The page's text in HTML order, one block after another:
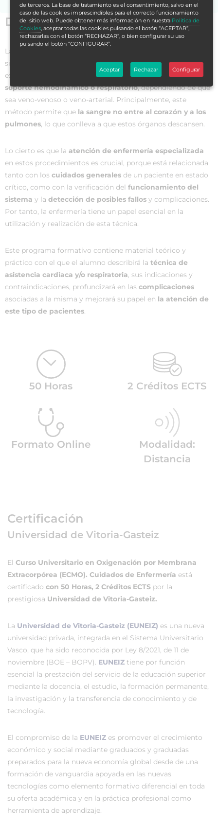
Datos generales
La
sistema de asistencia médica circulatoria y respiratoria
extracorpórea de corta duración que puedeproporcionar
soporte hemodinámico o respiratorio, dependiendo de que
sea veno-venoso o veno-arterial. Principalmente, este
método permite que la sangre no entre al corazón y a los
pulmones, lo que conlleva a que estos órganos descansen.
Lo cierto es que la atención de enfermería especializada
en estos procedimientos es crucial, porque está relacionada
tanto con los cuidados generales de un paciente en estado
crítico, como con la verificación del funcionamiento del
sistema y la detección de posibles fallos y complicaciones.
Por tanto, la enfermería tiene un papel esencial en la
utilización y realización de esta técnica.
Este programa formativo contiene material teórico y
práctico con el que el alumno describirá la técnica de
asistencia cardiaca y/o respiratoria, sus indicaciones y
contraindicaciones, profundizará en las complicaciones
asociadas a la misma y mejorará su papel en la atención de
este tipo de pacientes.
50 Horas 2 Créditos ECTS
Formato Online
Modalidad:
Distancia
Certificación
Universidad de Vitoria-Gasteiz
El Curso Universitario en Oxigenación por Membrana
Extracorpórea (ECMO). Cuidados de Enfermería está
certificado con 50 Horas, 2 Créditos ECTS por la
prestigiosa Universidad de Vitoria-Gasteiz.
La Universidad de Vitoria-Gasteiz (EUNEIZ) es una nueva
universidad privada, integrada en el Sistema Universitario
Vasco, que ha sido reconocida por Ley 8/2021, de 11 de
noviembre (BOE – BOPV). EUNEIZ tiene por función
esencial la prestación del servicio de la educación superior
mediante la docencia, el estudio, la formación permanente,
la investigación y la transferencia de conocimiento y de
tecnología.
El compromiso de la EUNEIZ es promover el crecimiento
económico y social mediante graduados y graduadas
preparados para la nueva economía global desde de una
formación de vanguardia apoyada en las nuevas
tecnologías como elemento formativo diferencial en toda
su oferta académica y en la práctica profesional como
herramienta de aprendizaje.
de terceros. La base de tratamiento es el consentimiento, salvo en el
caso de las cookies imprescindibles para el correcto funcionamiento
del sitio web. Puede obtener más información en nuestra Política de
Cookies, aceptar todas las cookies pulsando el botón “ACEPTAR”,
rechazarlas con el botón “RECHAZAR”, o bien configurar su uso
pulsando el botón “CONFIGURAR”.
Aceptar Rechazar Configurar